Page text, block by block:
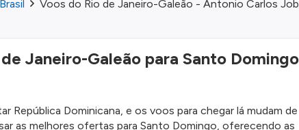
Voos do Rio de Janeiro-Galeão - Antonio Carlos
Janeiro-Galeão para Santo Domingo
República Dominicana, e os voos para chegar lá mudam de
as melhores ofertas para Santo Domingo, oferecendo as